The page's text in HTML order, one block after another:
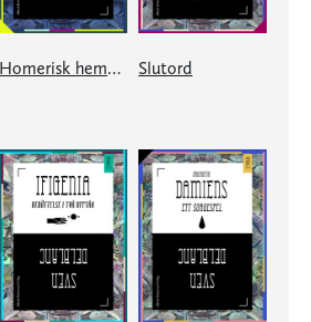
Homerisk hemkomst Slutord